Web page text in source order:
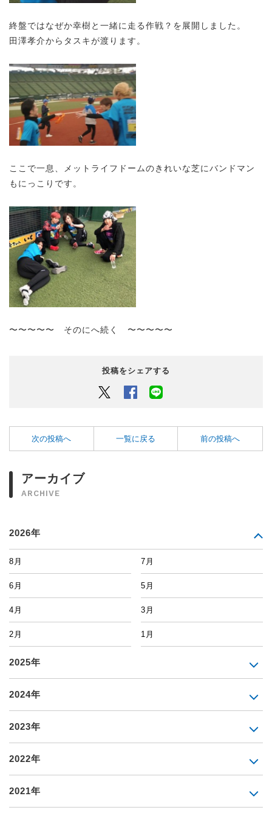
終盤ではなぜか幸樹と一緒に走る作戦？を展開しました。
田澤孝介からタスキが渡ります。
ここで一息、メットライフドームのきれいな芝にバンドマン
もにっこりです。
〜〜〜〜〜 そのにへ続く 〜〜〜〜〜
投稿をシェアする
Twitter Facebook
次の投稿へ 一覧に戻る 前の投稿へ
アーカイブ
ARCHIVE
2026年
8月 7月
6月 5月
4月 3月
2月 1月
2025年
2024年
2023年
2022年
2021年